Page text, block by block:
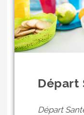
Départ
Départ